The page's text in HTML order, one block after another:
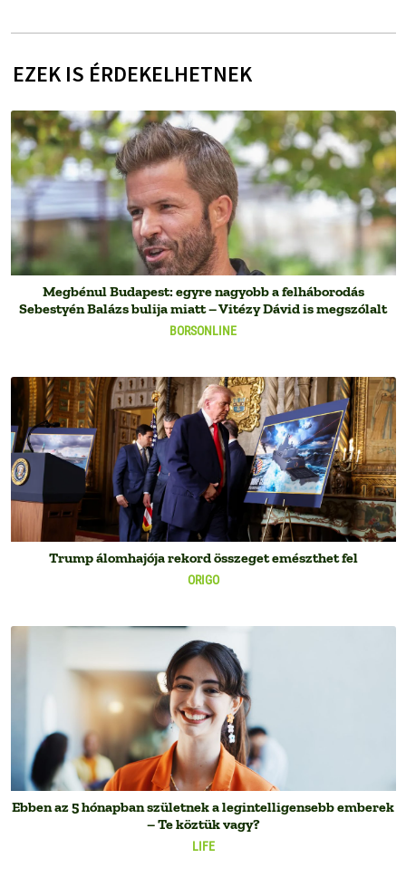
EZEK IS ÉRDEKELHETNEK
BORSONLINE
Megbénul Budapest: egyre nagyobb a felháborodás
Sebestyén Balázs bulija miatt – Vitézy Dávid is megszólalt
ORIGO
Trump álomhajója rekord összeget emészthet fel
LIFE
Ebben az 5 hónapban születnek a legintelligensebb emberek
– Te köztük vagy?